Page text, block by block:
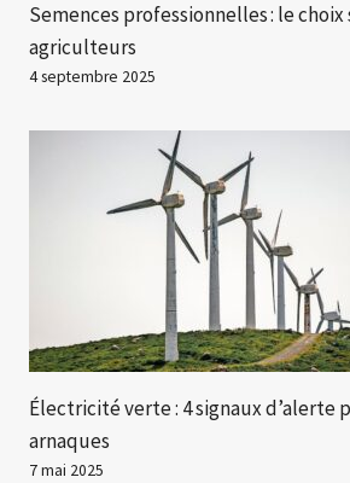
Semences professionnelles : le
agriculteurs
4 septembre 2025
Électricité verte : 4 signaux d’alerte
arnaques
7 mai 2025